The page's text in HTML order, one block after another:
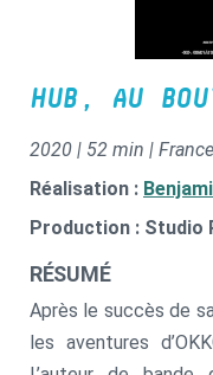
HUB, AU
2020 | 52 min | France
Réalisation :
Production : Studio
RÉSUMÉ
Après le succès de
les aventures